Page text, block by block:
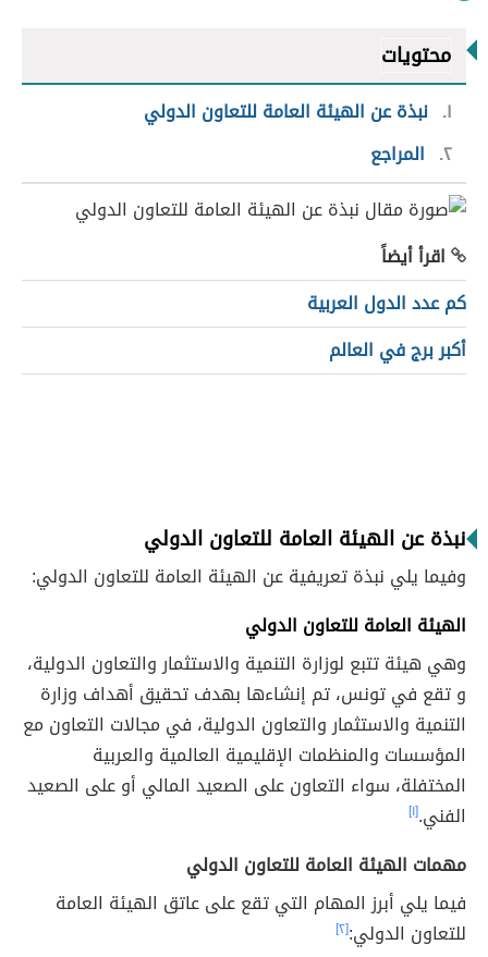
محتويات
١ نبذة عن الهيئة العامة للتعاون الدولي
٢ المراجع
اقرأ أيضاً
كم عدد الدول العربية
أكبر برج في العالم
نبذة عن الهيئة العامة للتعاون الدولي
وفيما يلي نبذة تعريفية عن الهيئة العامة للتعاون الدولي:
الهيئة العامة للتعاون الدولي
وهي هيئة تتبع لوزارة التنمية والاستثمار والتعاون الدولية،
و تقع في تونس، تم إنشاءها بهدف تحقيق أهداف وزارة
التنمية والاستثمار والتعاون الدولية، في مجالات التعاون مع
المؤسسات والمنظمات الإقليمية العالمية والعربية
المختفلة، سواء التعاون على الصعيد المالي أو على الصعيد
الفني.[١]
مهمات الهيئة العامة للتعاون الدولي
فيما يلي أبرز المهام التي تقع على عاتق الهيئة العامة
للتعاون الدولي:[٢]